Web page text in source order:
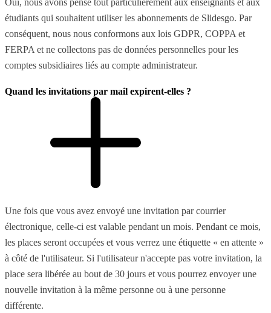
étudiants qui souhaitent utiliser les abonnements de Slidesgo. Par
conséquent, nous nous conformons aux lois GDPR, COPPA et
FERPA et ne collectons pas de données personnelles pour les
comptes subsidiaires liés au compte administrateur.
Quand les invitations par mail expirent-elles ?
Une fois que vous avez envoyé une invitation par courrier
électronique, celle-ci est valable pendant un mois. Pendant ce mois,
les places seront occupées et vous verrez une étiquette « en attente »
à côté de l'utilisateur. Si l'utilisateur n'accepte pas votre invitation, la
place sera libérée au bout de 30 jours et vous pourrez envoyer une
nouvelle invitation à la même personne ou à une personne
différente.